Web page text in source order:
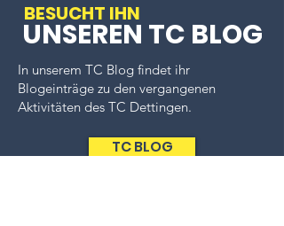
BESUCHT IHN
UNSEREN TC BLOG
In unserem TC Blog findet ihr
Blogeinträge zu den vergangenen
Aktivitäten des TC Dettingen.
TC BLOG